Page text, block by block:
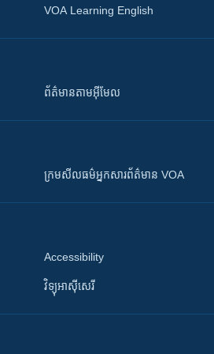
VOA Learning English
ព័ត៌មាន​តាម​អ៊ីមែល
ក្រម​​​សីលធម៌​​​អ្នក​​​សារព័ត៌មាន VOA
Accessibility
វិទ្យុ​អាស៊ី​សេរី